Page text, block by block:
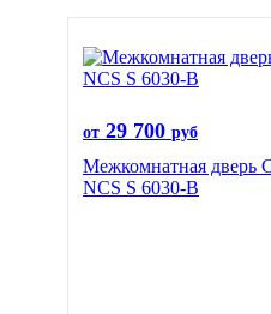
от 29 700 руб
Межкомнатная дверь
NCS S 6030-B